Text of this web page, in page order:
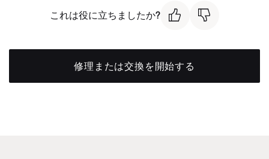
これは役に立ちましたか?
修理または交換を開始する